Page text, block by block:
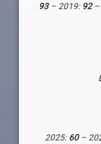
93– 2019: 92–
2025: 60–